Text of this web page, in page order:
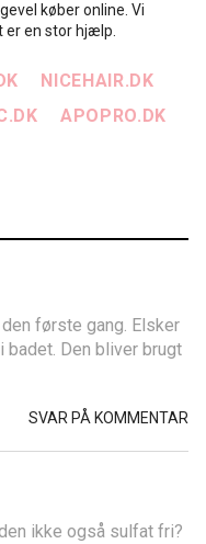
køber online. Vi
er en stor hjælp.
NICEHAIR.DK
APOPRO.DK
første gang. Elsker
badet. Den bliver brugt
SVAR PÅ KOMMENTAR
ikke også sulfat fri?